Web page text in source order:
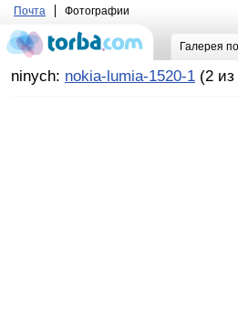
Почта Фотографии
Галерея
ninych: nokia-lumia-1520-1 (2 из